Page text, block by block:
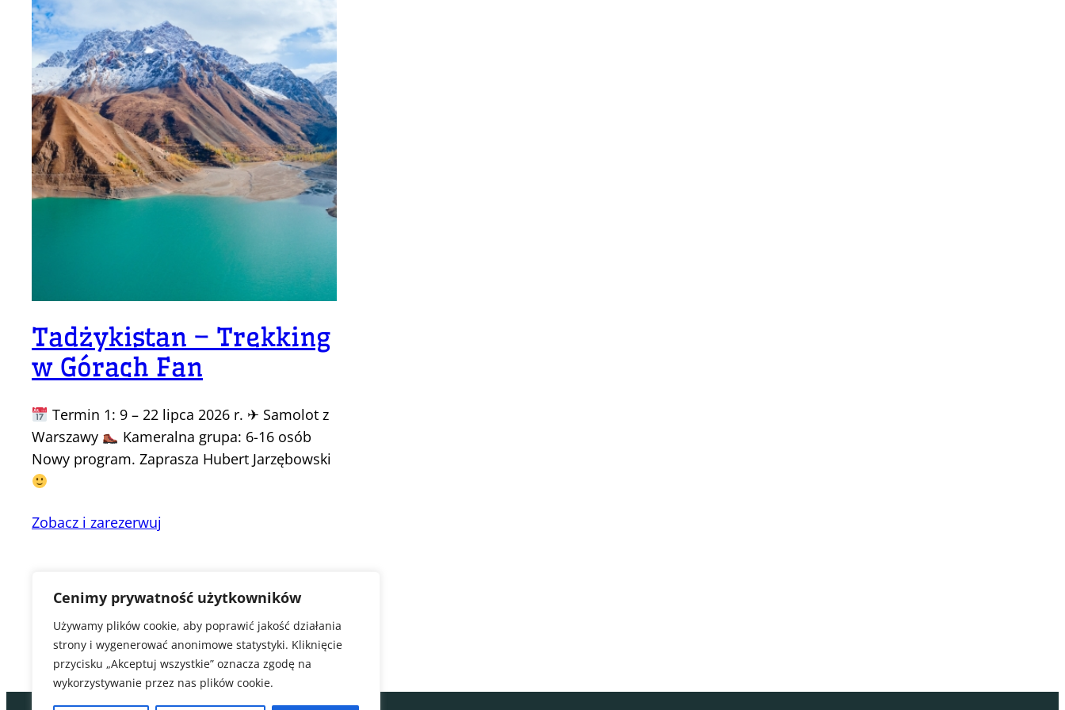
Cenimy prywatność użytkowników
Używamy plików cookie, aby poprawić jakość działania
strony i wygenerować anonimowe statystyki. Kliknięcie
przycisku „Akceptuj wszystkie” oznacza zgodę na
wykorzystywanie przez nas plików cookie.
Tadżykistan – Trekking
w Górach Fan
Termin 1: 9 – 22 lipca 2026 r. ✈ Samolot z
Warszawy
Kameralna grupa: 6-16 osób
Nowy program. Zaprasza Hubert Jarzębowski
Zobacz i zarezerwuj